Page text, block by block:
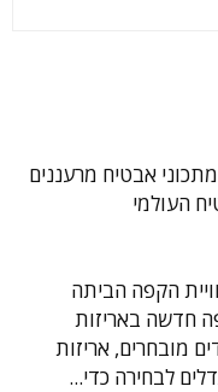
אבטיח מרעננים
העולמי
הקפה הביתה
חדשה באריזות
מובחרים, אריזות
לבחירה כדי...